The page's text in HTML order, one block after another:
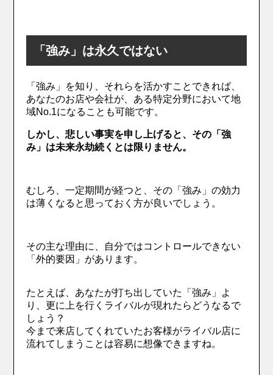
「強み」は永久ではない
「強み」を知り、それらを活かすことできれば、
あなたのお店や会社が、ある特定分野において地
域No.1になることも可能です。
しかし、悲しい事実を申し上げると、その「強
み」は未来永劫続くとは限りません。
むしろ、一定期間が経つと、その「強み」の効力
は薄くなると思っておく方が良いでしょう。
その主な理由に、自分ではコントロールできない
「外的要因」があります。
たとえば、あなたが打ち出していた「強み」よ
り、更に上を行くライバルが現れたらどうなるで
しょう？
今まで来店してくれていたお客様がライバル店に
流れてしまうことは容易に想像できますね。